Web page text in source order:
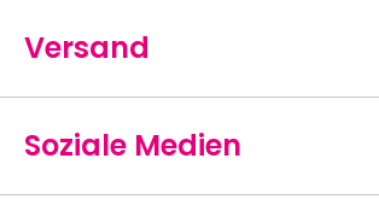
Versand
Soziale Medien